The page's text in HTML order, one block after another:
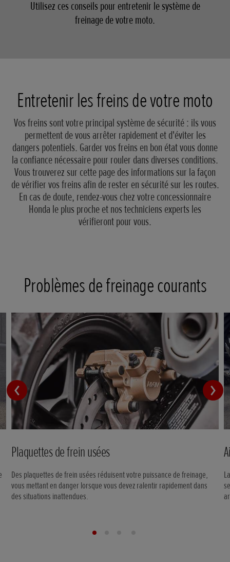
Utilisez ces conseils pour entretenir le système de
freinage de votre moto.
Entretenir les freins de votre moto
Vos freins sont votre principal système de sécurité : ils vous
permettent de vous arrêter rapidement et d'éviter les
dangers potentiels. Garder vos freins en bon état vous donne
la confiance nécessaire pour rouler dans diverses conditions.
Vous trouverez sur cette page des informations sur la façon
de vérifier vos freins afin de rester en sécurité sur les routes.
En cas de doute, rendez-vous chez votre concessionnaire
Honda le plus proche et nos techniciens experts les
vérifieront pour vous.
Problèmes de freinage courants
Plaquettes de frein usées
Des plaquettes de frein usées réduisent votre puissance de freinage,
vous mettant en danger lorsque vous devez ralentir rapidement dans
des situations inattendues.